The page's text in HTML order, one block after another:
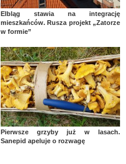
Elbląg stawia na integrację
mieszkańców. Rusza projekt „Zatorze
w formie”
Pierwsze grzyby już w lasach.
Sanepid apeluje o rozwagę